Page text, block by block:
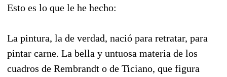
Esto es lo que le he hecho:
La pintura, la de verdad, nació para retratar, para
pintar carne. La bella y untuosa materia de los
cuadros de Rembrandt o de Ticiano, que figura